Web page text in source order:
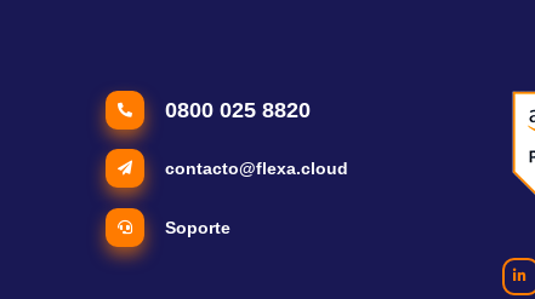
0800 025 8820
contacto@flexa.cloud
Soporte